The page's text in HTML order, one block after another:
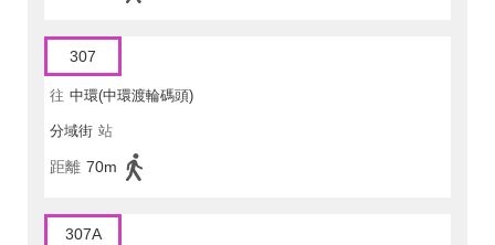
307
往 中環(中環渡輪碼頭)
分域街 站
距離 70m
307A